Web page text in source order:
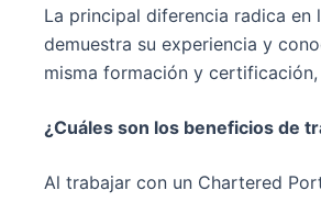
La principal diferencia radica
demuestra su experiencia y
misma formación y
¿Cuáles son los beneficios de
Al trabajar con un Chartered